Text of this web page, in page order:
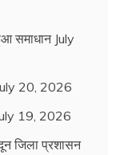
समाधान July
20, 2026
19, 2026
जिला प्रशासन